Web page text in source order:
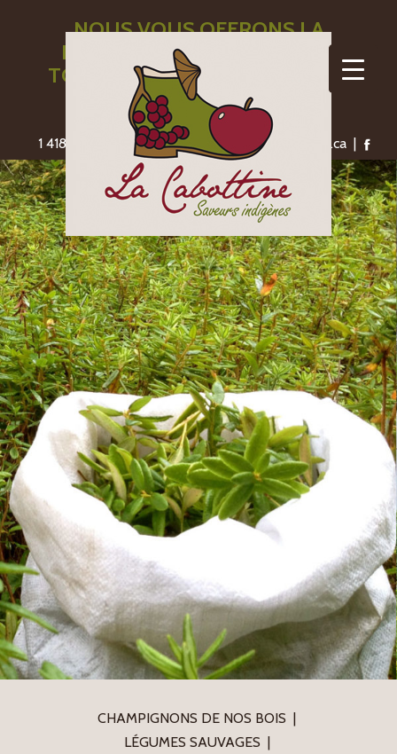
NOUS VOUS OFFRONS LA
LIVRAISON GRATUITE POUR
TOUTE COMMANDE DE 110$ ET
PLUS
1 418-775-1306 | saveursindigenes@lacabottine.ca |
CHAMPIGNONS DE NOS BOIS
LÉGUMES SAUVAGES